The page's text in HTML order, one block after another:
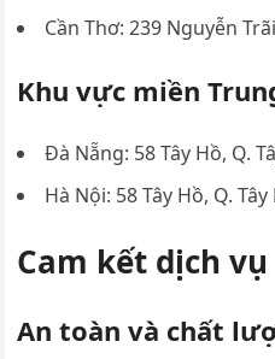
Cần Thơ: 239 Nguyễn
Khu vực miền
Đà Nẵng: 58 Tây Hồ, Q.
Hà Nội: 58 Tây Hồ, Q. Tây
Cam kết dịch vụ
An toàn và chất